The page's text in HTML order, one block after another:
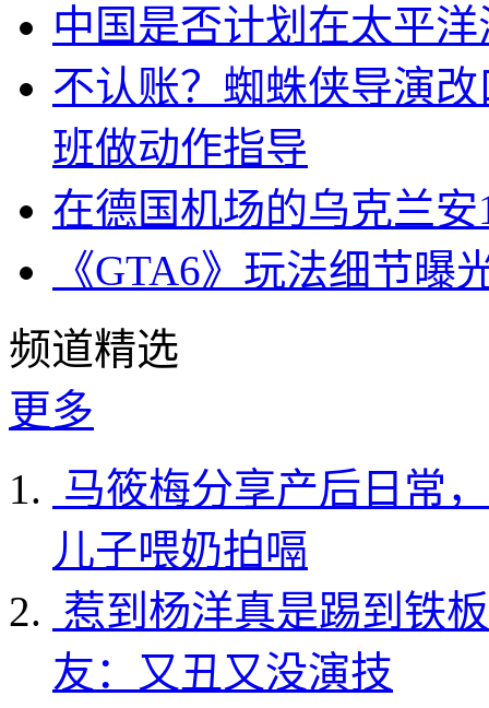
中国是否计划在太平
不认账？蜘蛛侠导演
班做动作指导
在德国机场的乌克兰
《GTA6》玩法细节
频道精选
更多
马筱梅分享产后日常
儿子喂奶拍嗝
惹到杨洋真是踢到铁
友：又丑又没演技